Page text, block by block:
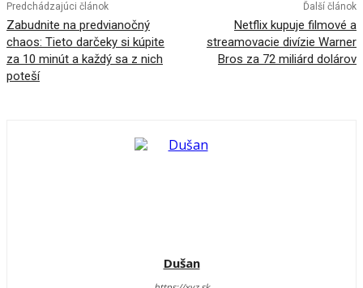
Predchádzajúci článok
Zabudnite na predvianočný
chaos: Tieto darčeky si kúpite
za 10 minút a každý sa z nich
poteší
Ďalší článok
Netflix kupuje filmové a
streamovacie divízie Warner
Bros za 72 miliárd dolárov
Dušan